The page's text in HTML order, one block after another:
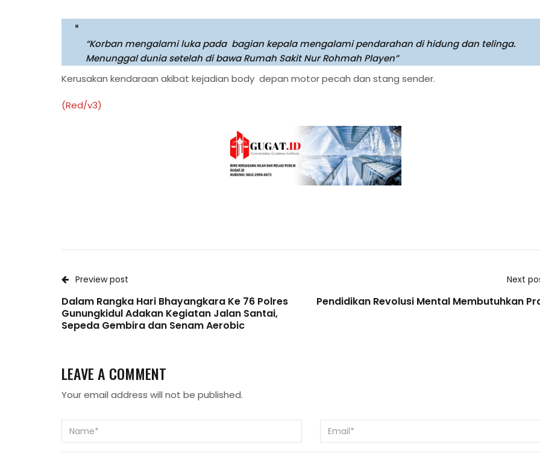
“Korban mengalami luka pada bagian kepala mengalami pendarahan di hidung dan telinga.
Menunggal dunia setelah di bawa Rumah Sakit Nur Rohmah Playen”
Kerusakan kendaraan akibat kejadian body depan motor pecah dan stang sender.
(Red/v3)
Preview post
Dalam Rangka Hari Bhayangkara Ke 76 Polres
Gunungkidul Adakan Kegiatan Jalan Santai,
Sepeda Gembira dan Senam Aerobic
Next
Pendidikan Revolusi Mental Membutuhkan
LEAVE A COMMENT
Your email address will not be published.